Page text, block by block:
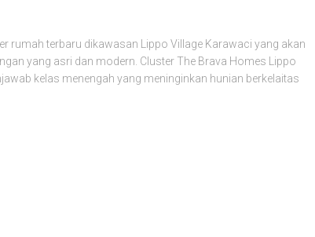
rumah terbaru dikawasan Lippo Village Karawaci yang akan
yang asri dan modern. Cluster The Brava Homes Lippo
kelas menengah yang meninginkan hunian berkelaitas